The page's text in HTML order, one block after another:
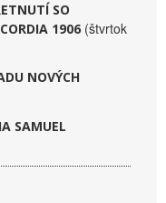
SO
1906 (štvrtok
NOVÝCH
SAMUEL